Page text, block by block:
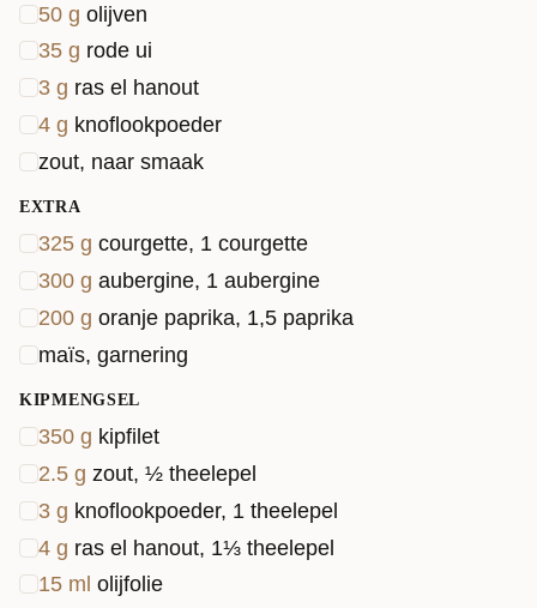
50 g olijven
35 g rode ui
3 g ras el hanout
4 g knoflookpoeder
zout, naar smaak
EXTRA
325 g courgette, 1 courgette
300 g aubergine, 1 aubergine
200 g oranje paprika, 1,5 paprika
maïs, garnering
KIPMENGSEL
350 g kipfilet
2.5 g zout, ½ theelepel
3 g knoflookpoeder, 1 theelepel
4 g ras el hanout, 1⅓ theelepel
15 ml olijfolie